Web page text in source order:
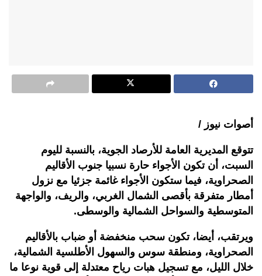
أصوات نيوز /
تتوقع المديرية العامة للأرصاد الجوية، بالنسبة لليوم
السبت، أن تكون الأجواء حارة نسبيا جنوب الأقاليم
الصحراوية، فيما ستكون الأجواء غائمة جزئيا مع نزول
أمطار متفرقة بأقصى الشمال الغربي، والريف، والواجهة
المتوسطية والسواحل الشمالية والوسطى.
ويرتقب، أيضا، تكون سحب منخفضة أو ضباب بالأقاليم
الصحراوية، ومنطقة سوس والسهول الأطلسية الشمالية،
خلال الليل، مع تسجيل هبات رياح معتدلة إلى قوية نوعا ما